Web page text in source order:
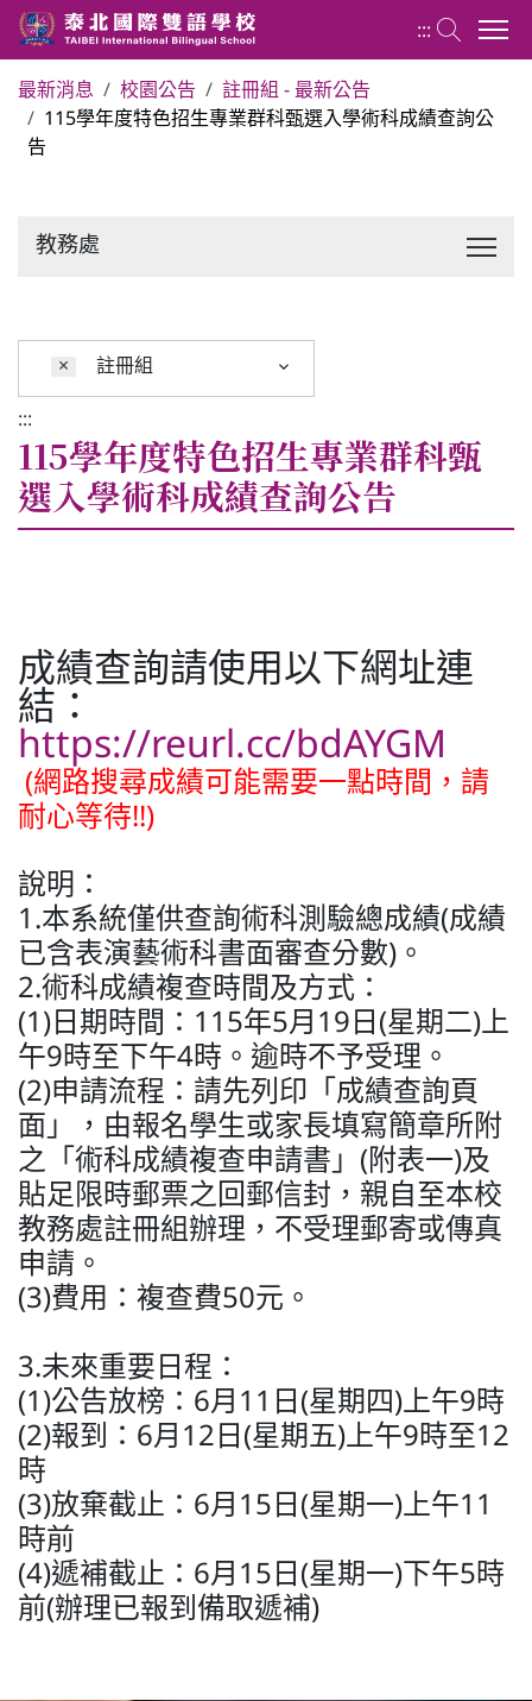
最新消息 校園公告
註冊組 - 最新公告
115學年度特色招生專業群科甄選入學術科成績查詢公
告
教務處
× 註冊組
:::
115學年度特色招生專業群科甄
選入學術科成績查詢公告
成績查詢請使用以下網址連
結：
https://reurl.cc/bdAYGM
(網路搜尋成績可能需要一點時間，請
耐心等待!!)
說明：
1.本系統僅供查詢術科測驗總成績(成績
已含表演藝術科書面審查分數)。
2.術科成績複查時間及方式：
(1)日期時間：115年5月19日(星期二)上
午9時至下午4時。逾時不予受理。
(2)申請流程：請先列印「成績查詢頁
面」，由報名學生或家長填寫簡章所附
之「術科成績複查申請書」(附表一)及
貼足限時郵票之回郵信封，親自至本校
教務處註冊組辦理，不受理郵寄或傳真
申請。
(3)費用：複查費50元。
3.未來重要日程：
(1)公告放榜：6月11日(星期四)上午9時
(2)報到：6月12日(星期五)上午9時至12
時
(3)放棄截止：6月15日(星期一)上午11
時前
(4)遞補截止：6月15日(星期一)下午5時
前(辦理已報到備取遞補)
:::
關於泰北
行事曆
校內分機表
技術型高中
雙語國中部
雙語國小部
招生網站